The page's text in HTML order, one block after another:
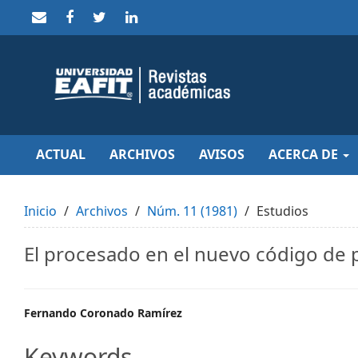
to
Main
Navigation
Content
Sidebar
ACTUAL ARCHIVOS AVISOS ACERCA DE
Inicio Archivos Núm. 11 (1981) Estudios
El procesado en el nuevo código
Main
Article
Fernando Coronado Ramírez